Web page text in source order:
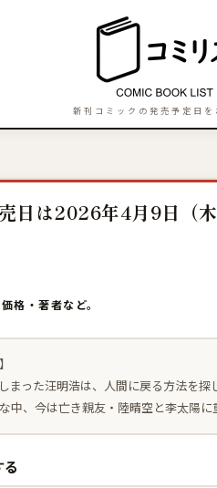
新刊コミックの発売予定日を
日は2026年4月9日（木
格・著者など。
まった汪明浩は、人間に戻る方法を
中、今は亡き親友・陸晴空と李太陽